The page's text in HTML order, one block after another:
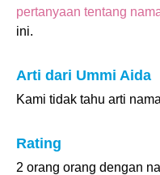
pertanyaan tentang
ini.
Arti dari Ummi Aida
Kami tidak tahu arti
Rating
2 orang orang dengan